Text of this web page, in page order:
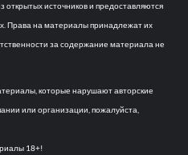
источников и предоставляются
Права на материалы принадлежат их
за содержание материала не
которые нарушают авторские
или организации, пожалуйста,
18+!